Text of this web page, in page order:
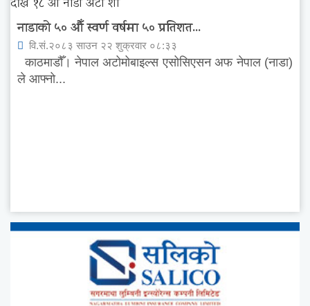
नाडाको ५० औँ स्वर्ण वर्षमा ५० प्रतिशत...
वि.सं.२०८३ साउन २२ शुक्रवार ०८:३३
काठमाडौँ। नेपाल अटोमोबाइल्स एसोसिएसन अफ नेपाल (नाडा)
ले आफ्नो...